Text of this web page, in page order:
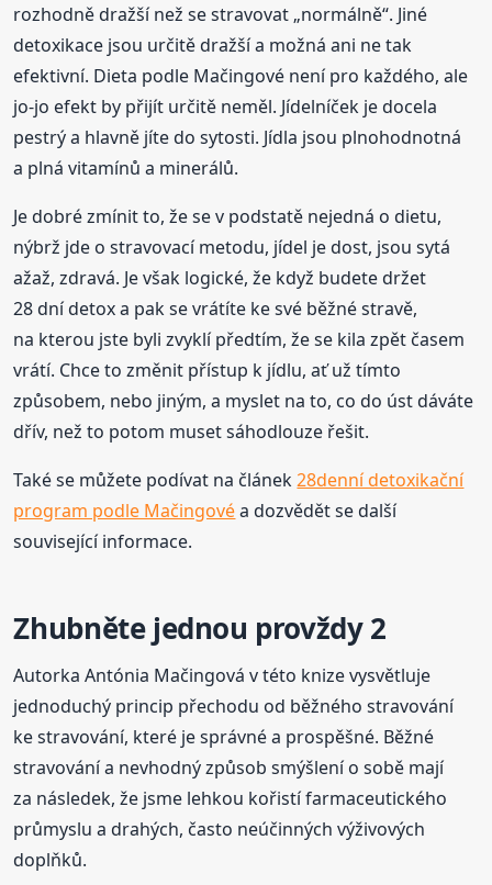
rozhodně dražší než se stravovat „normálně“. Jiné
detoxikace jsou určitě dražší a možná ani ne tak
efektivní. Dieta podle Mačingové není pro každého, ale
jo-jo efekt by přijít určitě neměl. Jídelníček je docela
pestrý a hlavně jíte do sytosti. Jídla jsou plnohodnotná
a plná vitamínů a minerálů.
Je dobré zmínit to, že se v podstatě nejedná o dietu,
nýbrž jde o stravovací metodu, jídel je dost, jsou sytá
ažaž, zdravá. Je však logické, že když budete držet
28 dní detox a pak se vrátíte ke své běžné stravě,
na kterou jste byli zvyklí předtím, že se kila zpět časem
vrátí. Chce to změnit přístup k jídlu, ať už tímto
způsobem, nebo jiným, a myslet na to, co do úst dáváte
dřív, než to potom muset sáhodlouze řešit.
Také se můžete podívat na článek28denní detoxikační
program podle Mačingovéa dozvědět se další
související informace.
Zhubněte jednou provždy 2
Autorka Antónia Mačingová v této knize vysvětluje
jednoduchý princip přechodu od běžného stravování
ke stravování, které je správné a prospěšné. Běžné
stravování a nevhodný způsob smýšlení o sobě mají
za následek, že jsme lehkou kořistí farmaceutického
průmyslu a drahých, často neúčinných výživových
doplňků.